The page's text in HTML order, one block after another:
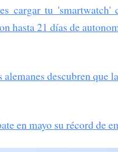
cargar tu
hasta 21 días de
descubren que
en mayo su récord de